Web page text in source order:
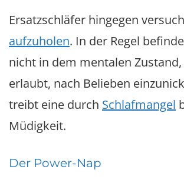
Ersatzschläfer hingegen
aufzuholen. In der Regel
nicht in dem mentalen
erlaubt, nach Belieben
treibt eine durch Schlafmangel
Müdigkeit.
Der Power-Nap